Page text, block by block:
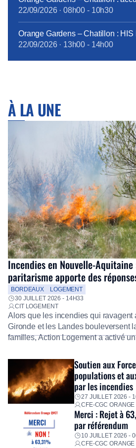
22/09/2026· 08h00 - 10h30
Orange Gardens – Chatillon : HIS
22/09/2026· 13h00 - 14h00
À LA UNE
Incendies en Nouvelle-
paritarisme apporte des
salariés
BORDEAUX
LOGEMENT
30 JUILLET 2026 - 14H33
CIT LOGEMENT
Alors que les incendies qui ravagent
Gironde et les Landes bouleversent
familles, Action Logement a activé
Fidèle à sa mission d’utilité sociale,
immédiatement ses équipes afin de
personnalisé, des aides financières
premières dépenses, […]
Soutien aux
populations et
par les incendies
27 JUILLET 2026 -
CFE-CGC ORANGE
Merci : Rejet à
par référendum
10 JUILLET 2026 -
CFE-CGC ORANGE